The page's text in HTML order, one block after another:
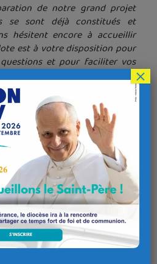
de notre grand projet
se sont déjà constitués et
hésitent encore à accueillir
est à votre disposition pour
et pour faciliter vos
:INVITERen appliquant ‘’la règle
inviter au moins deux personnes
OUVRIRsa maison une fois par
la première semaine du
2024
nous vous recontacterons :
06 77 17 26 01
×